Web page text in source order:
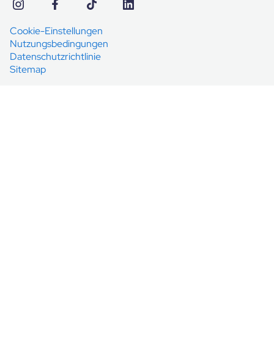
Cookie-Einstellungen
Nutzungsbedingungen
Datenschutzrichtlinie
Sitemap